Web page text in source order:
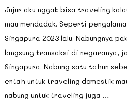
Jujur aku nggak bisa traveling
mau mendadak. Seperti
Singapura 2023 lalu. Nabungnya
langsung transaksi di negaranya,
Singapura. Nabung satu tahun
entah untuk traveling domestik
nabung untuk traveling juga …